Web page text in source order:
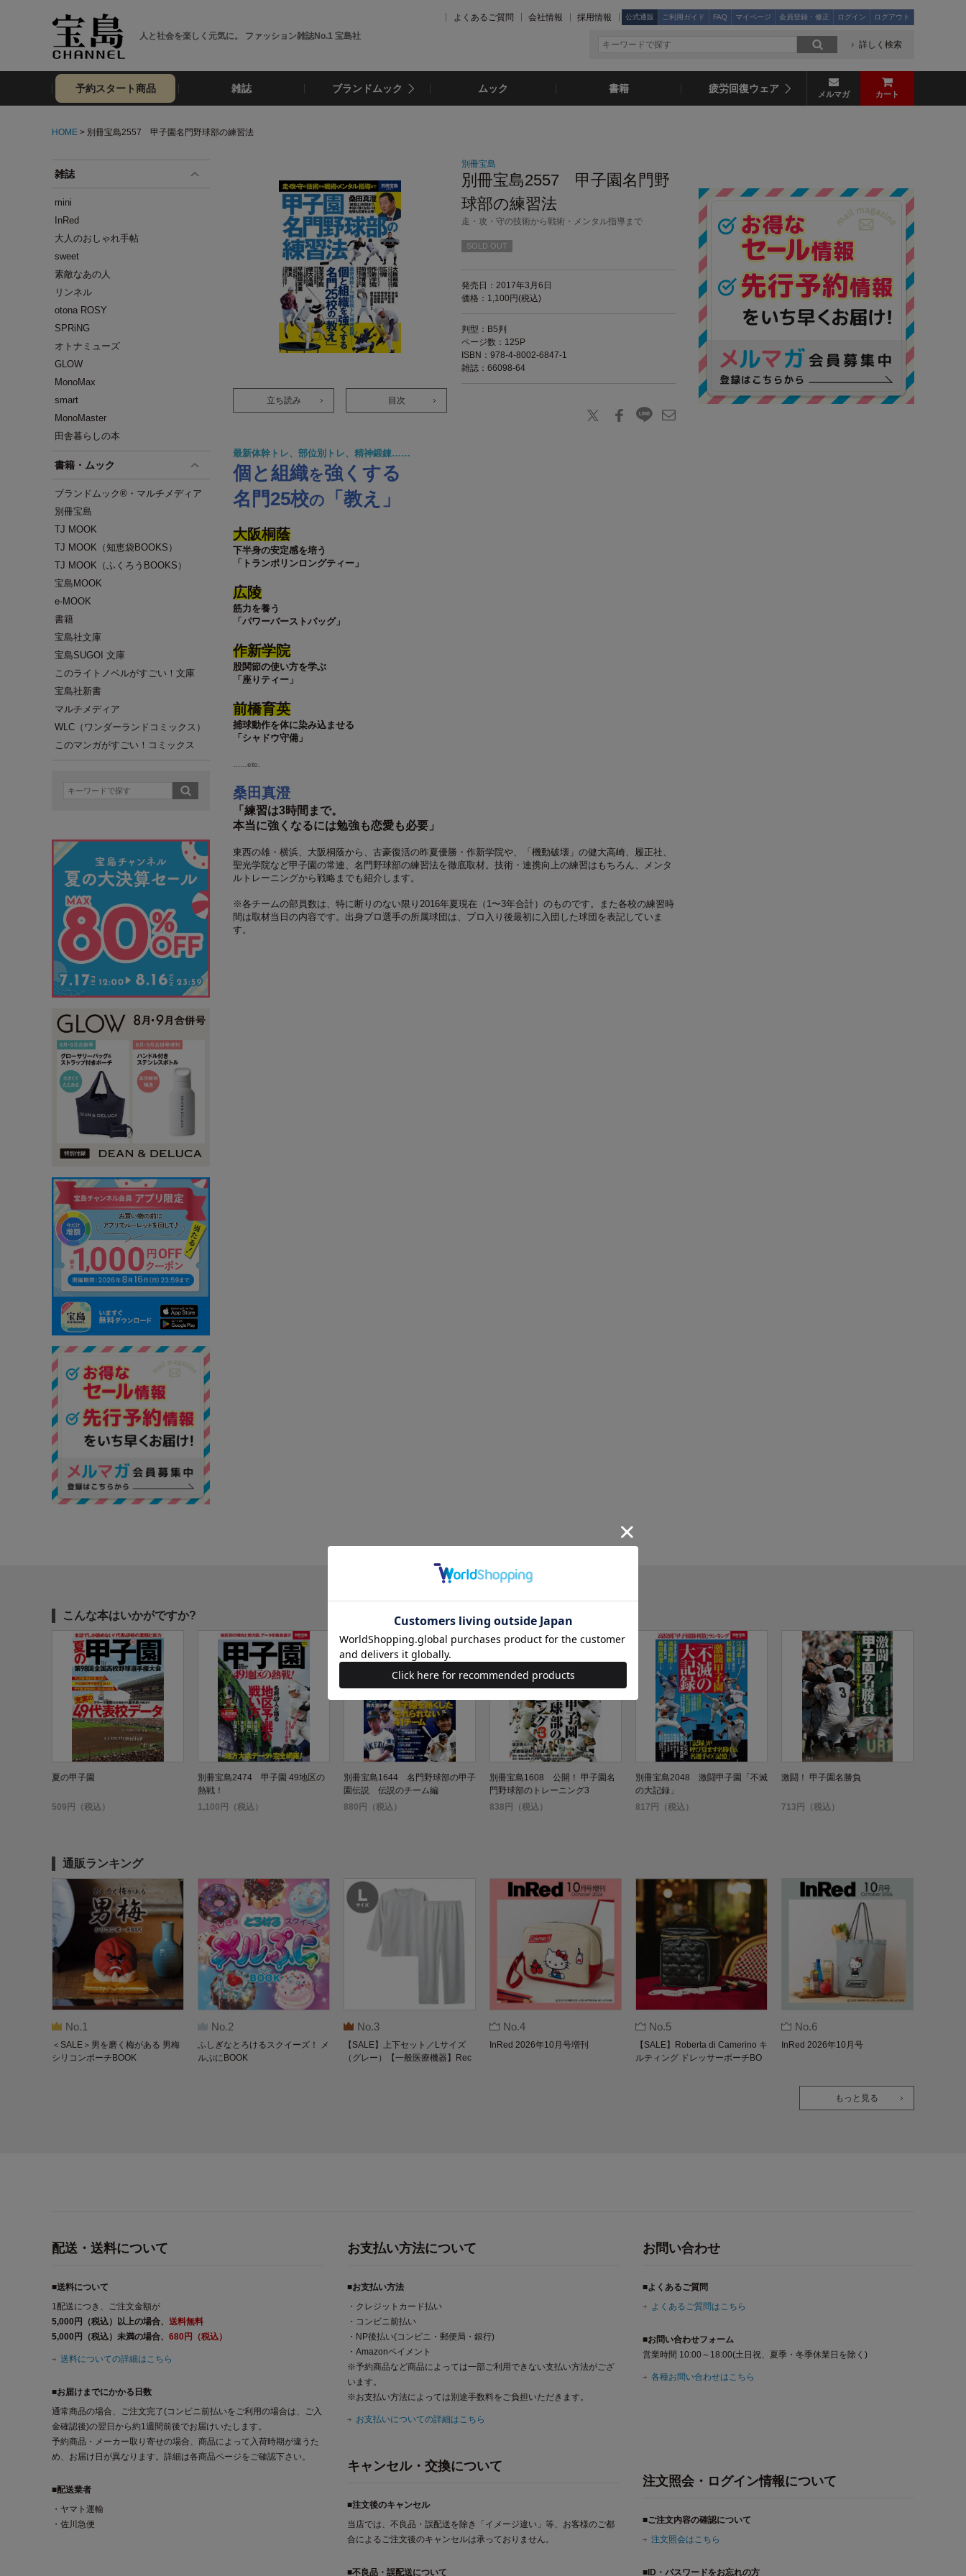
人と社会を楽しく元気に。 ファッション雑誌No.1 宝島社
よくあるご質問 会社情報 採用情報 公式通販 ご利用ガイド FAQ マイページ 会員登録・修正 ログイン ログアウト
詳しく検索
予約スタート商品 雑誌 ブランドムック ムック 書籍 疲労回復ウェア メルマガ カート
HOME > 別冊宝島2557 甲子園名門野球部の練習法
雑誌
mini
InRed
大人のおしゃれ手帖
sweet
素敵なあの人
リンネル
otona ROSY
SPRiNG
オトナミューズ
GLOW
MonoMax
smart
MonoMaster
田舎暮らしの本
書籍・ムック
ブランドムック®・マルチメディア
別冊宝島
TJ MOOK
TJ MOOK（知恵袋BOOKS）
TJ MOOK（ふくろうBOOKS）
宝島MOOK
e-MOOK
書籍
宝島社文庫
宝島SUGOI 文庫
このライトノベルがすごい！文庫
宝島社新書
マルチメディア
WLC（ワンダーランドコミックス）
このマンガがすごい！コミックス
立ち読み 目次
別冊宝島
別冊宝島2557 甲子園名門野
球部の練習法
走・攻・守の技術から戦術・メンタル指導まで
SOLD OUT
発売日：2017年3月6日
価格：1,100円(税込)
判型：B5判
ページ数：125P
ISBN：978-4-8002-6847-1
雑誌：66098-64
最新体幹トレ、部位別トレ、精神鍛錬……
個と組織を強くする
名門25校の 「教え」
大阪桐蔭
下半身の安定感を培う
「トランポリンロングティー」
広陵
筋力を養う
「パワーバーストバッグ」
作新学院
股関節の使い方を学ぶ
「座りティー」
前橋育英
捕球動作を体に染み込ませる
「シャドウ守備」
……etc.
桑田真澄
「練習は3時間まで。
本当に強くなるには勉強も恋愛も必要」
東西の雄・横浜、大阪桐蔭から、古豪復活の昨夏優勝・作新学院や、「機動破壊」の健大高崎、履正社、
聖光学院など甲子園の常連、名門野球部の練習法を徹底取材。技術・連携向上の練習はもちろん、メンタ
ルトレーニングから戦略までも紹介します。
※各チームの部員数は、特に断りのない限り2016年夏現在（1〜3年合計）のものです。また各校の練習時
間は取材当日の内容です。出身プロ選手の所属球団は、プロ入り後最初に入団した球団を表記していま
す。
こんな本はいかがですか?
夏の甲子園
509円（税込）
別冊宝島2474 甲子園 49地区の
熱戦！
1,100円（税込）
別冊宝島1644 名門野球部の甲子
園伝説 伝説のチーム編
880円（税込）
別冊宝島1608 公開！ 甲子園名
門野球部のトレーニング3
838円（税込）
別冊宝島2048 激闘甲子園「不滅
の大記録」
817円（税込）
激闘！ 甲子園名勝負
713円（税込）
通販ランキング
No.1
＜SALE＞男を磨く梅がある 男梅
シリコンポーチBOOK
No.2
ふしぎなとろけるスクイーズ！ メ
ルぷにBOOK
No.3
【SALE】上下セット／Lサイズ
（グレー）【一般医療機器】Rec
No.4
InRed 2026年10月号増刊
No.5
【SALE】Roberta di Camerino キ
ルティング ドレッサーポーチBO
No.6
InRed 2026年10月号
もっと見る
配送・送料について
■送料について
1配送につき、ご注文金額が
5,000円（税込）以上の場合、 送料無料
5,000円（税込）未満の場合、 680円（税込）
送料についての詳細はこちら
■お届けまでにかかる日数
通常商品の場合、ご注文完了(コンビニ前払いをご利用の場合は、ご入
金確認後)の翌日から約1週間前後でお届けいたします。
予約商品・メーカー取り寄せの場合、商品によって入荷時期が違うた
め、お届け日が異なります。詳細は各商品ページをご確認下さい。
■配送業者
・ヤマト運輸
・佐川急便
お支払い方法について
■お支払い方法
・クレジットカード払い
・コンビニ前払い
・NP後払い(コンビニ・郵便局・銀行)
・Amazonペイメント
※予約商品など商品によっては一部ご利用できない支払い方法がござ
います。
※お支払い方法によっては別途手数料をご負担いただきます。
お支払いについての詳細はこちら
キャンセル・交換について
■注文後のキャンセル
当店では、不良品・誤配送を除き「イメージ違い」等、お客様のご都
合によるご注文後のキャンセルは承っておりません。
■不良品・誤配送について
お問い合わせ
■よくあるご質問
よくあるご質問はこちら
■お問い合わせフォーム
営業時間 10:00～18:00(土日祝、夏季・冬季休業日を除く)
各種お問い合わせはこちら
注文照会・ログイン情報について
■ご注文内容の確認について
注文照会はこちら
■ID・パスワードをお忘れの方